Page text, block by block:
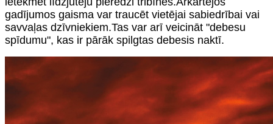
gadījumos gaisma var traucēt vietējai sabiedrībai vai
savvaļas dzīvniekiem.Tas var arī veicināt "debesu
spīdumu", kas ir pārāk spilgtas debesis naktī.